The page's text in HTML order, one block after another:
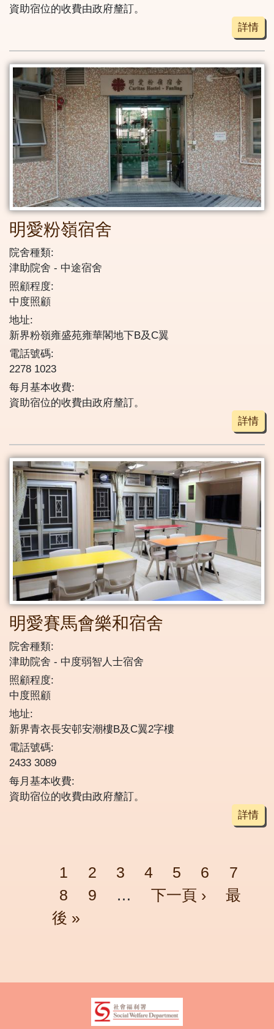
資助宿位的收費由政府釐訂。
詳情
明愛粉嶺宿舍
院舍種類:
津助院舍
中途宿舍
照顧程度:
中度照顧
地址:
新界粉嶺雍盛苑雍華閣地下B及C翼
電話號碼:
2278 1023
每月基本收費:
資助宿位的收費由政府釐訂。
詳情
明愛賽馬會樂和宿舍
院舍種類:
津助院舍
中度弱智人士宿舍
照顧程度:
中度照顧
地址:
新界青衣長安邨安潮樓B及C翼2字樓
電話號碼:
2433 3089
每月基本收費:
資助宿位的收費由政府釐訂。
詳情
Pagination
頁面
1 頁面
2 頁面
3 頁面
4 頁面
5 頁面
6 頁面
7
頁面
8 頁面
9 … Next page
下一頁 › Last
最
後 »